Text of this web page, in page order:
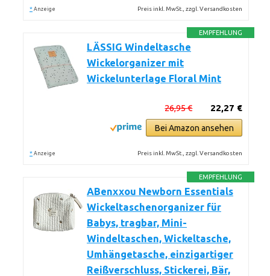
* Anzeige Preis inkl. MwSt., zzgl. Versandkosten
EMPFEHLUNG
LÄSSIG Windeltasche
Wickelorganizer mit
Wickelunterlage Floral Mint
22,27 €
26,95 €
Bei Amazon ansehen
* Anzeige Preis inkl. MwSt., zzgl. Versandkosten
EMPFEHLUNG
ABenxxou Newborn Essentials
Wickeltaschenorganizer für
Babys, tragbar, Mini-
Windeltaschen, Wickeltasche,
Umhängetasche, einzigartiger
Reißverschluss, Stickerei, Bär,